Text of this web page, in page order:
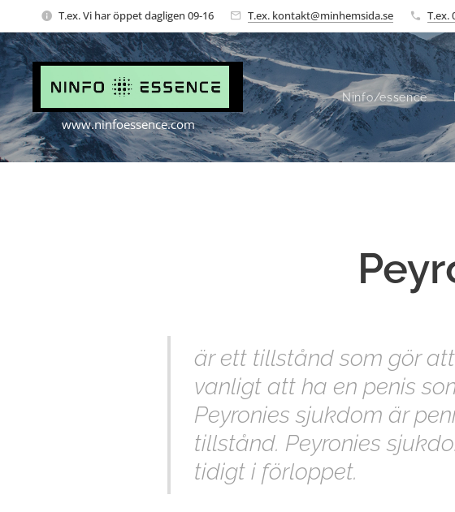
T.ex. Vi har öppet dagligen 09-16 T.ex. kontakt@minhemsida.se T.ex.
www.ninfoessence.com
Ninfo/essence
är ett tillstånd som gör
vanligt att ha en penis
Peyronies sjukdom är
tillstånd. Peyronies
tidigt i förloppet.